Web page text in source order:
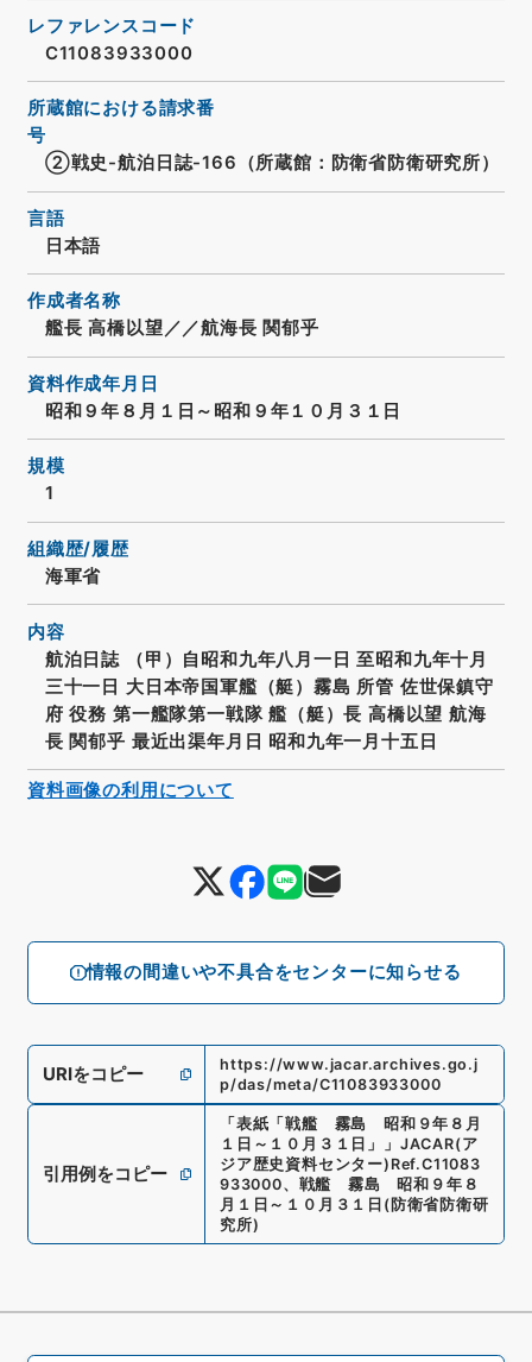
情報の間違いや不具合をセンターに知らせる
レファレンスコード
C11083933000
所蔵館における請求番
号
②戦史-航泊日誌-166（所蔵館：防衛省防衛研究所）
言語
日本語
作成者名称
艦長 高橋以望／／航海長 関郁乎
資料作成年月日
昭和９年８月１日～昭和９年１０月３１日
規模
1
組織歴/履歴
海軍省
内容
航泊日誌 （甲）自昭和九年八月一日 至昭和九年十月
三十一日 大日本帝国軍艦（艇）霧島 所管 佐世保鎮守
府 役務 第一艦隊第一戦隊 艦（艇）長 高橋以望 航海
長 関郁乎 最近出渠年月日 昭和九年一月十五日
URIをコピー
https://www.jacar.archives.go.j
p/das/meta/C11083933000
引用例をコピー
「 表紙「戦艦 霧島 昭和９年８月
１日～１０月３１日」
」 JACAR(ア
ジア歴史資料センター) Ref.C11083
933000、 戦艦 霧島 昭和９年８
月１日～１０月３１日 ( 防衛省防衛研
究所)
資料画像の利用について